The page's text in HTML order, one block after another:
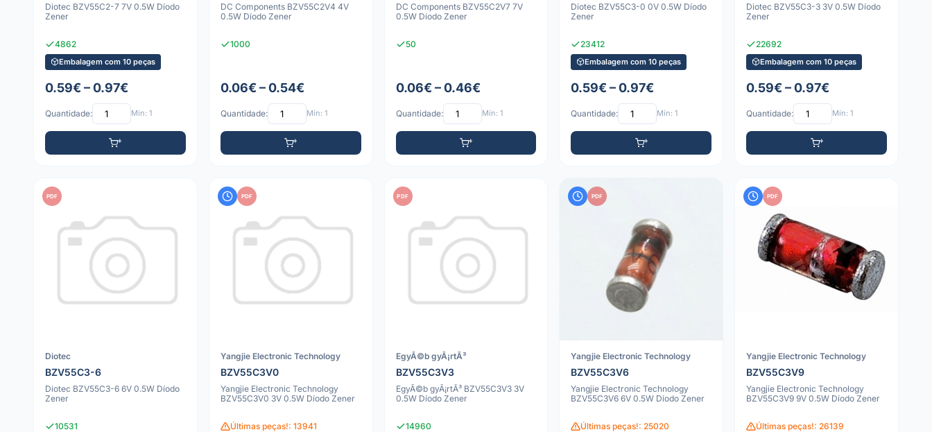
Diotec BZV55C2-7 7V 0.5W Díodo
Zener
4862
Embalagem com 10 peças
0.59€ – 0.97€
Quantidade: Mín: 1
DC Components BZV55C2V4 4V
0.5W Díodo Zener
1000
0.06€ – 0.54€
Quantidade: Mín: 1
DC Components BZV55C2V7 7V
0.5W Díodo Zener
50
0.06€ – 0.46€
Quantidade: Mín: 1
Diotec BZV55C3-0 0V 0.5W Díodo
Zener
23412
Embalagem com 10 peças
0.59€ – 0.97€
Quantidade: Mín: 1
Diotec BZV55C3-3 3V 0.5W Díodo
Zener
22692
Embalagem com 10 peças
0.59€ – 0.97€
Quantidade: Mín: 1
PDF
Diotec
BZV55C3-6
Diotec BZV55C3-6 6V 0.5W Díodo
Zener
10531
PDF
Yangjie Electronic Technology
BZV55C3V0
Yangjie Electronic Technology
BZV55C3V0 3V 0.5W Díodo Zener
Últimas peças!: 13941
PDF
EgyÃ©b gyÃ¡rtÃ³
BZV55C3V3
EgyÃ©b gyÃ¡rtÃ³ BZV55C3V3 3V
0.5W Díodo Zener
14960
PDF
Yangjie Electronic Technology
BZV55C3V6
Yangjie Electronic Technology
BZV55C3V6 6V 0.5W Díodo Zener
Últimas peças!: 25020
PDF
Yangjie Electronic Technology
BZV55C3V9
Yangjie Electronic Technology
BZV55C3V9 9V 0.5W Díodo Zener
Últimas peças!: 26139